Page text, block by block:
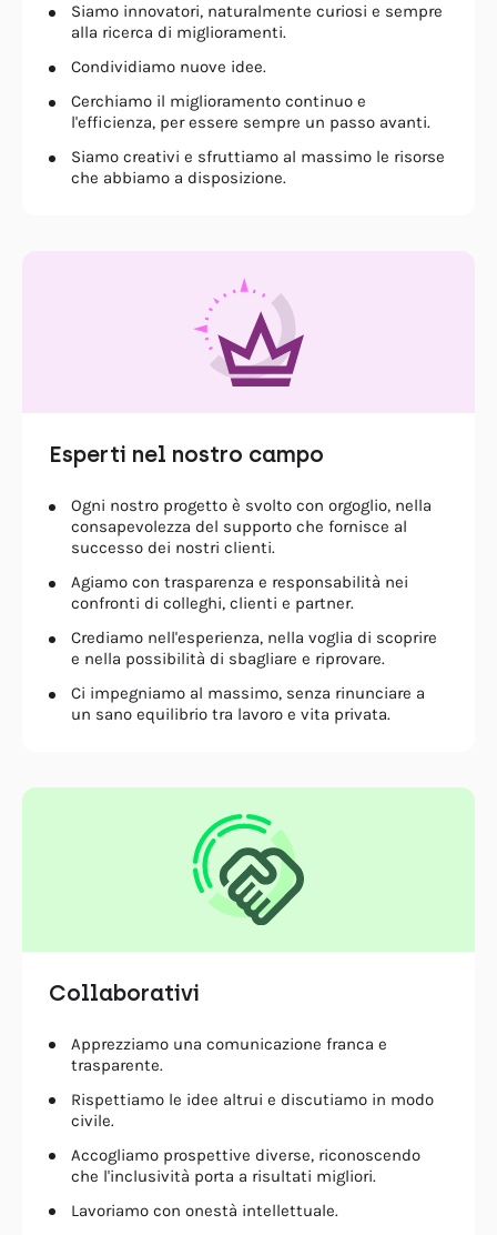
Siamo innovatori, naturalmente curiosi e sempre
alla ricerca di miglioramenti.
Condividiamo nuove idee.
Cerchiamo il miglioramento continuo e
l'efficienza, per essere sempre un passo avanti.
Siamo creativi e sfruttiamo al massimo le risorse
che abbiamo a disposizione.
Esperti nel nostro campo
Ogni nostro progetto è svolto con orgoglio, nella
consapevolezza del supporto che fornisce al
successo dei nostri clienti.
Agiamo con trasparenza e responsabilità nei
confronti di colleghi, clienti e partner.
Crediamo nell'esperienza, nella voglia di scoprire
e nella possibilità di sbagliare e riprovare.
Ci impegniamo al massimo, senza rinunciare a
un sano equilibrio tra lavoro e vita privata.
Collaborativi
Apprezziamo una comunicazione franca e
trasparente.
Rispettiamo le idee altrui e discutiamo in modo
civile.
Accogliamo prospettive diverse, riconoscendo
che l'inclusività porta a risultati migliori.
Lavoriamo con onestà intellettuale.